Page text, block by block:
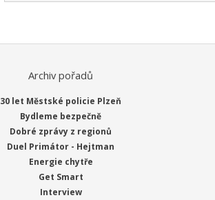
Archiv pořadů
30 let Městské policie Plzeň
Bydleme bezpečně
Dobré zprávy z regionů
Duel Primátor - Hejtman
Energie chytře
Get Smart
Interview